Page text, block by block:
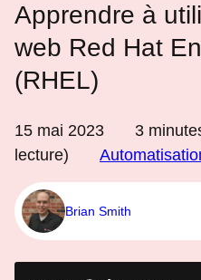
Apprendre à
web Red Hat
(RHEL)
15 mai 2023 3
lecture)
Brian Smith